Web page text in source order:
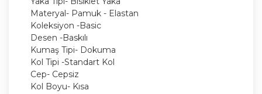
Materyal- Pamuk - Elastan
Koleksiyon -Basic
Desen -Baskılı
Kumaş Tipi- Dokuma
Kol Tipi -Standart Kol
Cep- Cepsiz
Kol Boyu- Kısa